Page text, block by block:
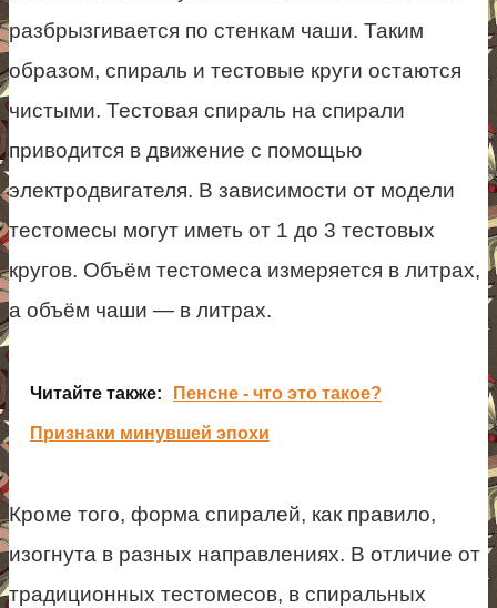
разбрызгивается по стенкам чаши. Таким
образом, спираль и тестовые круги остаются
чистыми. Тестовая спираль на спирали
приводится в движение с помощью
электродвигателя. В зависимости от модели
тестомесы могут иметь от 1 до 3 тестовых
кругов. Объём тестомеса измеряется в литрах,
а объём чаши — в литрах.
Читайте также: Пенсне - что это такое?
Признаки минувшей эпохи
Кроме того, форма спиралей, как правило,
изогнута в разных направлениях. В отличие от
традиционных тестомесов, в спиральных